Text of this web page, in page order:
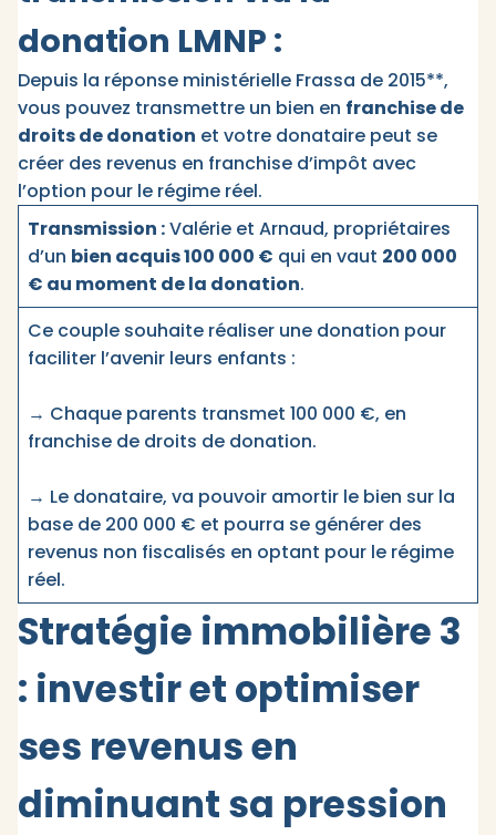
donation LMNP :
Depuis la réponse ministérielle Frassa de 2015**,
vous pouvez transmettre un bien en franchise de
droits de donation et votre donataire peut se
créer des revenus en franchise d’impôt avec
l’option pour le régime réel.
Transmission :Valérie et Arnaud, propriétaires
d’un bien acquis 100 000 € qui en vaut 200 000
€ au moment de la donation.
Ce couple souhaite réaliser une donation pour
faciliter l’avenir leurs enfants :
→ Chaque parents transmet 100 000 €, en
franchise de droits de donation.
→ Le donataire, va pouvoir amortir le bien sur la
base de 200 000 € et pourra se générer des
revenus non fiscalisés en optant pour le régime
réel.
Stratégie immobilière 3
: investir et optimiser
ses revenus en
diminuant sa pression